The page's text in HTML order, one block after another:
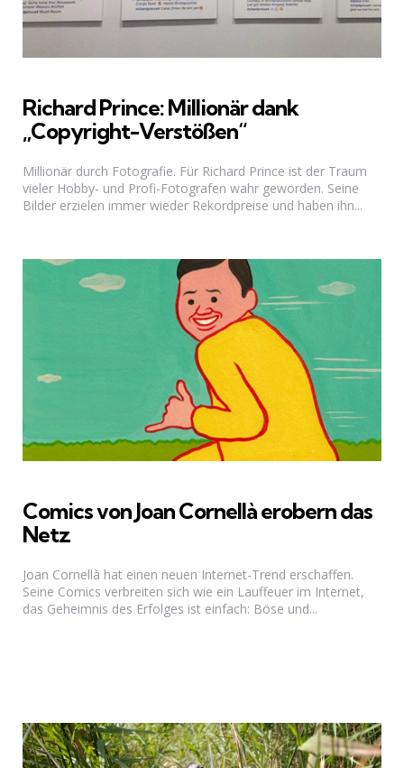
Richard Prince: Millionär dank
„Copyright-Verstößen“
Millionär durch Fotografie. Für Richard Prince ist der Traum
vieler Hobby- und Profi-Fotografen wahr geworden. Seine
Bilder erzielen immer wieder Rekordpreise und haben ihn...
Comics von Joan Cornellà erobern das
Netz
Joan Cornellà hat einen neuen Internet-Trend erschaffen.
Seine Comics verbreiten sich wie ein Lauffeuer im Internet,
das Geheimnis des Erfolges ist einfach: Böse und...